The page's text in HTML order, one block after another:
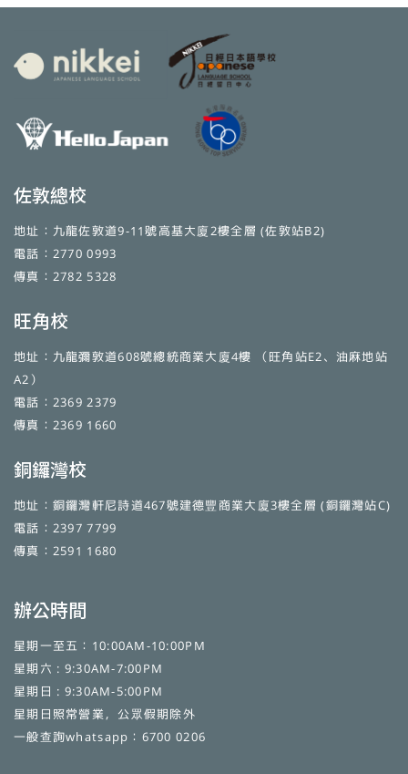
佐敦總校
地址：九龍佐敦道9-11號高基大廈2樓全層 (佐敦站B2)
電話：2770 0993
傳真：2782 5328
旺角校
地址：九龍彌敦道608號總統商業大廈4樓 （旺角站E2、油麻地站
A2）
電話：2369 2379
傳真：2369 1660
銅鑼灣校
地址：銅鑼灣軒尼詩道467號建德豐商業大廈3樓全層 (銅鑼灣站C)
電話：2397 7799
傳真：2591 1680
辦公時間
星期一至五：10:00AM-10:00PM
星期六 : 9:30AM-7:00PM
星期日 : 9:30AM-5:00PM
星期日照常營業，公眾假期除外
一般查詢whatsapp：6700 0206